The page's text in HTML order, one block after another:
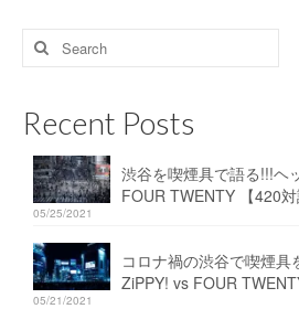
Search
for:
Recent Posts
渋谷を喫煙具で語る!!!ヘ
FOUR TWENTY 【420対
05/25/2021
コロナ禍の渋谷で喫煙
ZiPPY! vs FOUR
05/21/2021